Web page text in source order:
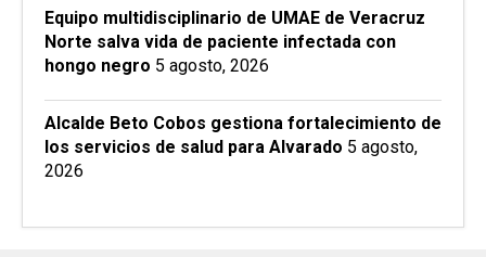
Equipo multidisciplinario de UMAE de Veracruz
Norte salva vida de paciente infectada con
hongo negro 5 agosto, 2026
Alcalde Beto Cobos gestiona fortalecimiento de
los servicios de salud para Alvarado 5 agosto,
2026